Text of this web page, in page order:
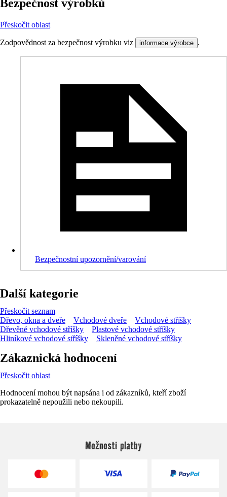
Bezpečnost výrobků
Přeskočit oblast
Zodpovědnost za bezpečnost výrobku viz informace výrobce .
Bezpečnostní upozornění/varování
Další kategorie
Přeskočit seznam
Dřevo, okna a dveře
Vchodové dveře
Vchodové stříšky
Dřevěné vchodové stříšky
Plastové vchodové stříšky
Hliníkové vchodové stříšky
Skleněné vchodové stříšky
Zákaznická hodnocení
Přeskočit oblast
Hodnocení mohou být napsána i od zákazníků, kteří zboží
prokazatelně nepoužili nebo nekoupili.
Možnosti platby